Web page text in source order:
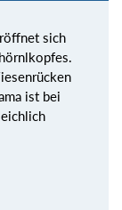
sich
ist bei